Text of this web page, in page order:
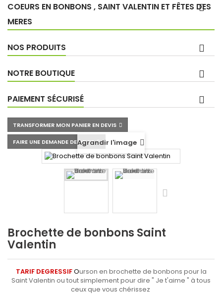
COEURS EN BONBONS , SAINT VALENTIN ET FÊTES DES
MERES
NOS PRODUITS
NOTRE BOUTIQUE
PAIEMENT SÉCURISÉ
TRANSFORMER MON PANIER EN DEVIS
FAIRE UNE DEMANDE DE DEVISAgrandir l'image
Brochette de bonbons Saint
Valentin
TARIF DEGRESSIFOurson en brochette de bonbons pour la
Saint Valentin ou tout simplement pour dire " Je t'aime " à tous
ceux que vous chérissez